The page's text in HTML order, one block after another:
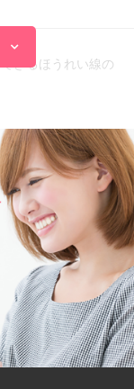
きるほうれい線の